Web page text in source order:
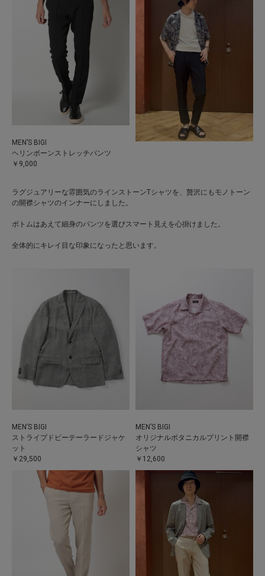
MEN’S BIGI
ヘリンボーンストレッチパンツ
￥9,000
ラグジュアリーな雰囲気のラインストーンTシャツを、贅沢にもモノトーン
の開襟シャツのインナーにしました。
ボトムはあえて細身のパンツを選びスマート見えを心掛けました。
全体的にキレイ目な印象になったと思います。
MEN’S BIGI
ストライプドビーテーラードジャケ
ット
￥29,500
MEN’S BIGI
オリジナルボタニカルプリント開襟
シャツ
￥12,600